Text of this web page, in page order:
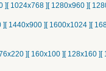
][ 1024x768 ][ 1280x960 ][
][ 1440x900 ][ 1600x1024 ][
][ 160x100 ][ 128x160 ][